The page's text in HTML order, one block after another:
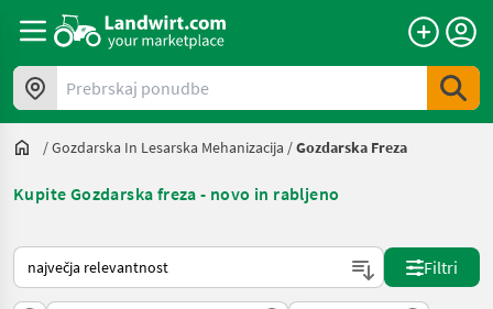
Prebrskaj ponudbe
/Gozdarska In Lesarska Mehanizacija /Gozdarska Freza
Kupite Gozdarska freza - novo in rabljeno
Tako je razvrščeno na Landwirt.com
Filtri